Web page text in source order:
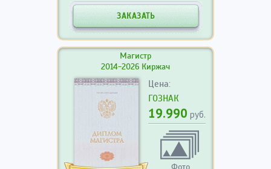
ЗАКАЗАТЬ
Магистр
2014-2026 Киржач
Цена:
ГОЗНАК
19.990 руб.
Фото